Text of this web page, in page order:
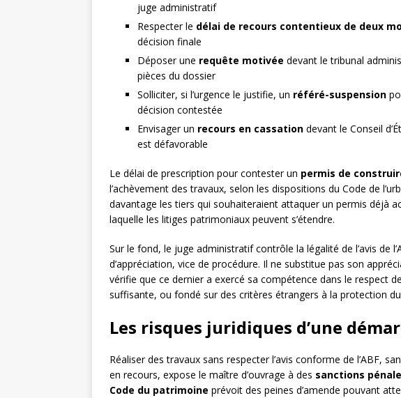
juge administratif
Respecter le délai de recours contentieux de deux
décision finale
Déposer une requête motivée devant le tribunal
pièces du dossier
Solliciter, si l’urgence le justifie, un référé-suspension
décision contestée
Envisager un recours en cassation devant le Conseil
est défavorable
Le délai de prescription pour contester un permis de
l’achèvement des travaux, selon les dispositions du Code de
davantage les tiers qui souhaiteraient attaquer un permis déjà
laquelle les litiges patrimoniaux peuvent s’étendre.
Sur le fond, le juge administratif contrôle la légalité de l’avis de
d’appréciation, vice de procédure. Il ne substitue pas son
vérifie que ce dernier a exercé sa compétence dans le respect
suffisante, ou fondé sur des critères étrangers à la protection
Les risques juridiques d’une
Réaliser des travaux sans respecter l’avis conforme de l’ABF,
en recours, expose le maître d’ouvrage à des sanctions
Code du patrimoine prévoit des peines d’amende pouvant